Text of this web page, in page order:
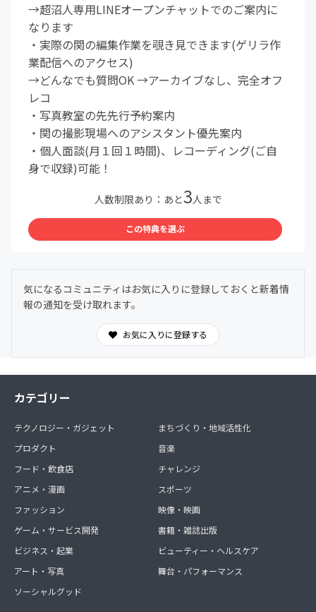
→超沼人専用LINEオープンチャットでのご案内に
なります
・実際の関の編集作業を覗き見できます(ゲリラ作
業配信へのアクセス)
→どんなでも質問OK →アーカイブなし、完全オフ
レコ
・写真教室の先先行予約案内
・関の撮影現場へのアシスタント優先案内
・個人面談(月１回１時間)、レコーディング(ご自
身で収録)可能！
人数制限あり：あと3人まで
この特典を選ぶ
気になるコミュニティはお気に入りに登録しておくと新着情
報の通知を受け取れます。
お気に入りに登録する
カテゴリー
テクノロジー・ガジェット
プロダクト
フード・飲食店
アニメ・漫画
ファッション
ゲーム・サービス開発
ビジネス・起業
アート・写真
ソーシャルグッド
まちづくり・地域活性化
音楽
チャレンジ
スポーツ
映像・映画
書籍・雑誌出版
ビューティー・ヘルスケア
舞台・パフォーマンス